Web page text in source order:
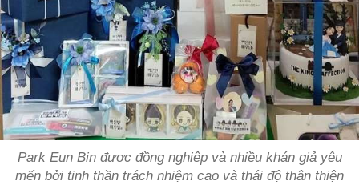
Park Eun Bin được đồng nghiệp và nhiều khán giả yêu
mến bởi tinh thần trách nhiệm cao và thái độ thân thiện